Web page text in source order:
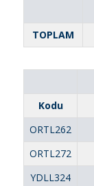
TOPLAM
Kodu
ORTL262
ORTL272
YDLL324